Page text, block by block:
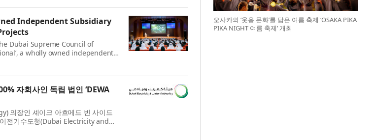
Independent Subsidiary
Dubai Supreme Council of
a wholly owned independent
The company aims to ...
자회사인 독립 법인 ‘DEWA
의장인 셰이크 아흐메드 빈 사이드
전기수도청(Dubai Electricity and
터내셔널(DEWA...
오사카의 ‘웃음 문화’를 담은 여름 축제 ‘OSAKA PIKA
PIKA NIGHT 여름 축제’ 개최